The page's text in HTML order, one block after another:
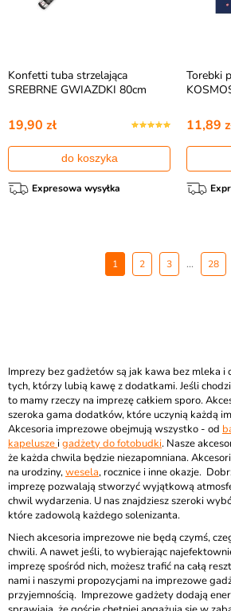
Konfetti tuba strzelająca
SREBRNE GWIAZDKI 80cm
19,90 zł
do koszyka
Expresowa wysyłka
Torebki
11,89
1 2 3 ... 28
Imprezy bez gadżetów są jak kawa bez mleka i
tych, którzy lubią kawę z dodatkami. Jeśli
to mamy rzeczy na imprezę całkiem sporo.
szeroka gama dodatków, które uczynią każdą
Akcesoria imprezowe obejmują wszystko - od
kapelusze igadżety do fotobudki. Nasze
że każda chwila będzie niezapomniana.
na urodziny,wesela, rocznice i inne okazje.
imprezę pozwalają stworzyć wyjątkową
chwil wydarzenia. U nas znajdziesz szeroki
które zadowolą każdego solenizanta.
Niech akcesoria imprezowe nie będą czymś,
chwili. A nawet jeśli, to wybierając
imprezę spośród nich, możesz trafić na całą
nami i naszymi propozycjami na imprezowe
przyjemnością. Imprezowe gadżety dodają